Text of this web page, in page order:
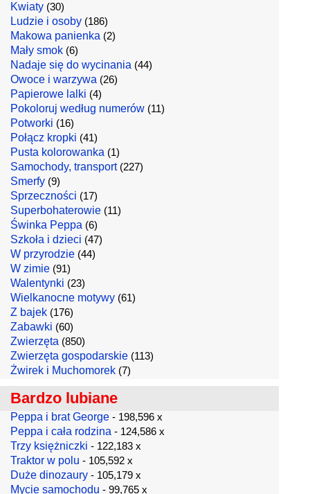
Kwiaty (30)
Ludzie i osoby (186)
Makowa panienka (2)
Mały smok (6)
Nadaje się do wycinania (44)
Owoce i warzywa (26)
Papierowe lalki (4)
Pokoloruj według numerów (11)
Potworki (16)
Połącz kropki (41)
Pusta kolorowanka (1)
Samochody, transport(227)
Smerfy (9)
Sprzeczności (17)
Superbohaterowie (11)
Świnka Peppa (6)
Szkoła i dzieci (47)
W przyrodzie (44)
W zimie (91)
Walentynki (23)
Wielkanocne motywy (61)
Z bajek (176)
Zabawki (60)
Zwierzęta (850)
Zwierzęta gospodarskie (113)
Żwirek i Muchomorek (7)
Bardzo lubiane
Peppa i brat George - 198,596 x
Peppa i cała rodzina - 124,586 x
Trzy księżniczki - 122,183 x
Traktor w polu - 105,592 x
Duże dinozaury - 105,179 x
Mycie samochodu - 99,765 x